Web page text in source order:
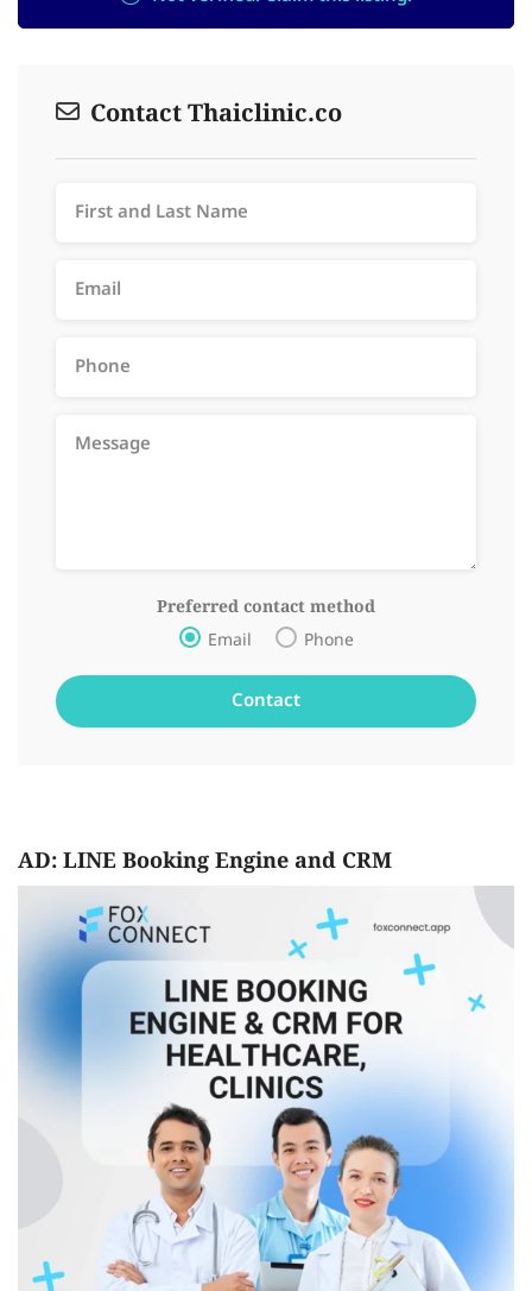
Contact Thaiclinic.co
Preferred contact method
Email Phone
AD: LINE Booking Engine and CRM